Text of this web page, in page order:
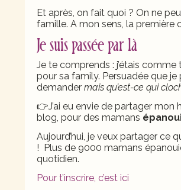
Et après, on fait quoi ? On ne
famille. A mon sens, la première
Je suis passée par là
Je te comprends : j’étais comme
pour sa family. Persuadée que je
demander mais qu’est-ce qui
👉J’ai eu envie de partager mon
blog, pour des mamans
Aujourd’hui, je veux partager ce
! Plus de 9000 mamans
quotidien.
Pour t’inscrire, c’est ici